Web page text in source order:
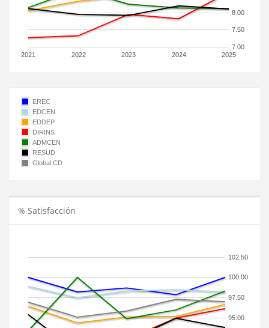
2021 2022 2023 2024 2025
7.00
7.50
8.00
EREC
EDCEN
EDDEP
DIRINS
ADMCEN
RESUD
Global CD
% Satisfacción
95.00
97.50
100.00
102.50